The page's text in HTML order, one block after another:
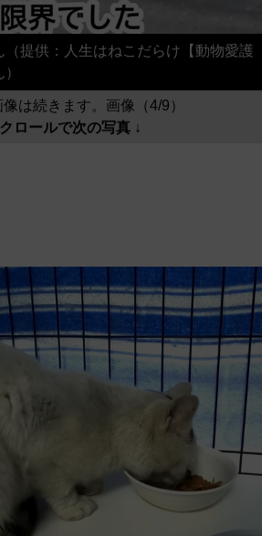
提供：人生はねこだらけ【動物愛護
は続きます。画像（4/9）
ロールで次の写真 ↓